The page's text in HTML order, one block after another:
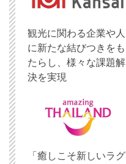
観光に関わる企業や人
に新たな結びつきをも
たらし、様々な課題解
決を実現
「癒しこそ新しいラグ